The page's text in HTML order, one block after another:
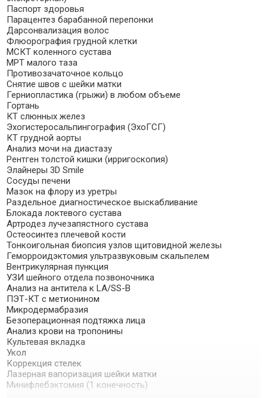
Паспорт здоровья
Парацентез барабанной перепонки
Дарсонвализация волос
Флюорография грудной клетки
МСКТ коленного сустава
МРТ малого таза
Противозачаточное кольцо
Снятие швов с шейки матки
Герниопластика (грыжи) в любом объеме
Гортань
КТ слюнных желез
Эхогистеросальпингография (ЭхоГСГ)
КТ грудной аорты
Анализ мочи на диастазу
Рентген толстой кишки (ирригоскопия)
Элайнеры 3D Smile
Сосуды печени
Мазок на флору из уретры
Раздельное диагностическое выскабливание
Блокада локтевого сустава
Артродез лучезапястного сустава
Остеосинтез плечевой кости
Тонкоигольная биопсия узлов щитовидной железы
Геморроидэктомия ультразвуковым скальпелем
Вентрикулярная пункция
УЗИ шейного отдела позвоночника
Анализ на антитела к LA/SS-B
ПЭТ-КТ с метионином
Микродермабразия
Безоперационная подтяжка лица
Анализ крови на тропонины
Культевая вкладка
Укол
Коррекция стелек
Лазерная вапоризация шейки матки
Минифлебэктомия (1 конечность)